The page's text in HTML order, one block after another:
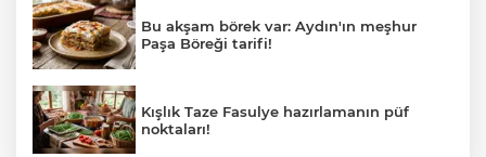
Bu akşam börek var: Aydın'ın meşhur
Paşa Böreği tarifi!
Kışlık Taze Fasulye hazırlamanın püf
noktaları!